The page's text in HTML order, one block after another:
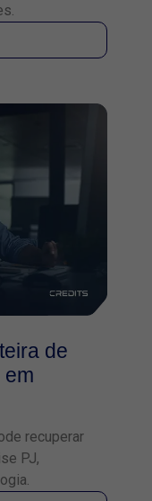
de
em
recuperar
PJ,